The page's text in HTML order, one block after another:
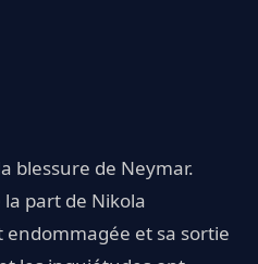
blessure de Neymar.
la part de Nikola
endommagée et sa sortie